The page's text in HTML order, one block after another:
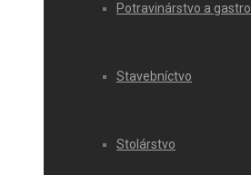
Potravinárstvo a gastro
Stavebníctvo
Stolárstvo